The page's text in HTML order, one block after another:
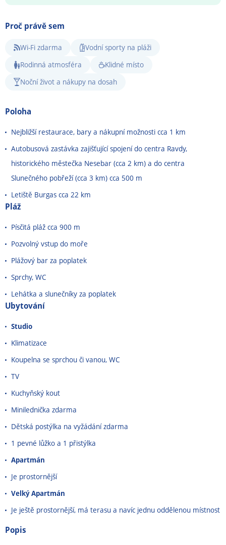
Proč právě sem
Wi-Fi zdarma
Vodní sporty na pláži
Rodinná atmosféra
Klidné místo
Noční život a nákupy na dosah
Poloha
Nejbližší restaurace, bary a nákupní možnosti cca 1 km
Autobusová zastávka zajišťující spojení do centra Ravdy,
historického městečka Nesebar (cca 2 km) a do centra
Slunečného pobřeží (cca 3 km) cca 500 m
Letiště Burgas cca 22 km
Pláž
Písčitá pláž cca 900 m
Pozvolný vstup do moře
Plážový bar za poplatek
Sprchy, WC
Lehátka a slunečníky za poplatek
Ubytování
Studio
Klimatizace
Koupelna se sprchou či vanou, WC
TV
Kuchyňský kout
Minilednička zdarma
Dětská postýlka na vyžádání zdarma
1 pevné lůžko a 1 přistýlka
Apartmán
Je prostornější
Velký Apartmán
Je ještě prostornější, má terasu a navíc jednu oddělenou místnost
Popis